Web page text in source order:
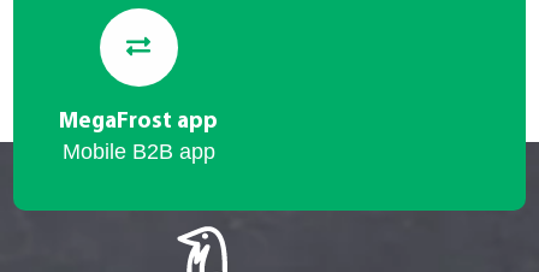
MegaFrost app
Mobile B2B app